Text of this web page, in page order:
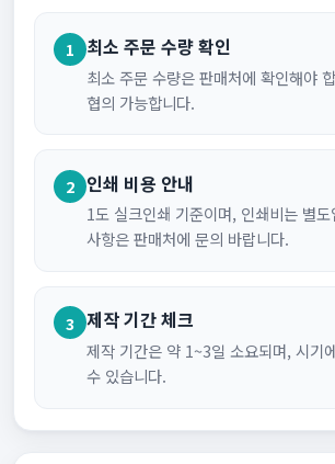
1 최소 주문 수량 확인
최소 주문 수량은 판매처에 확인해야
협의 가능합니다.
2 인쇄 비용 안내
1도 실크인쇄 기준이며, 인쇄비는 별
사항은 판매처에 문의 바랍니다.
3 제작 기간 체크
제작 기간은 약 1~3일 소요되며, 시기
수 있습니다.